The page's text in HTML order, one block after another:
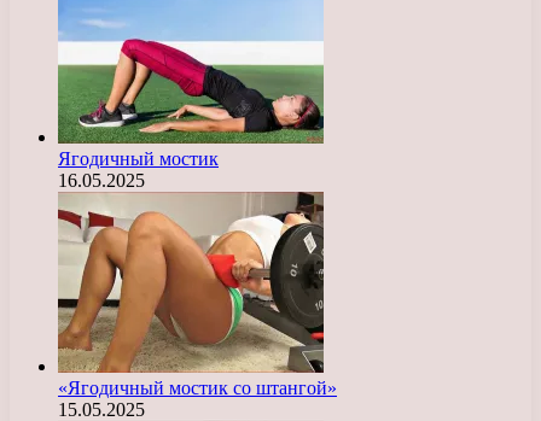
Ягодичный мостик
16.05.2025
«Ягодичный мостик со штангой»
15.05.2025